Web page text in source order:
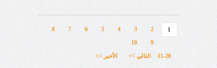
1
2
3
4
5
6
7
8
9
10
11-20
التالي >> الأخير >>